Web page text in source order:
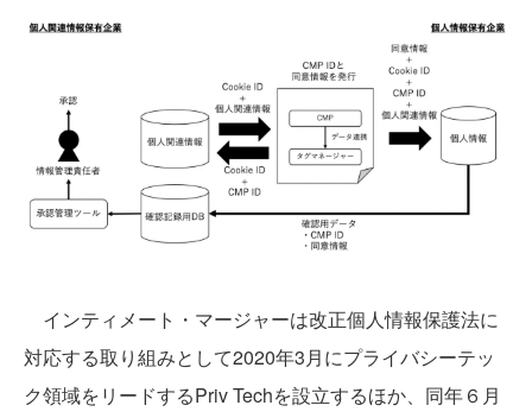
インティメート・マージャーは改正個人情報保護法に
対応する取り組みとして2020年3月にプライバシーテッ
ク領域をリードするPriv Techを設立するほか、同年６月